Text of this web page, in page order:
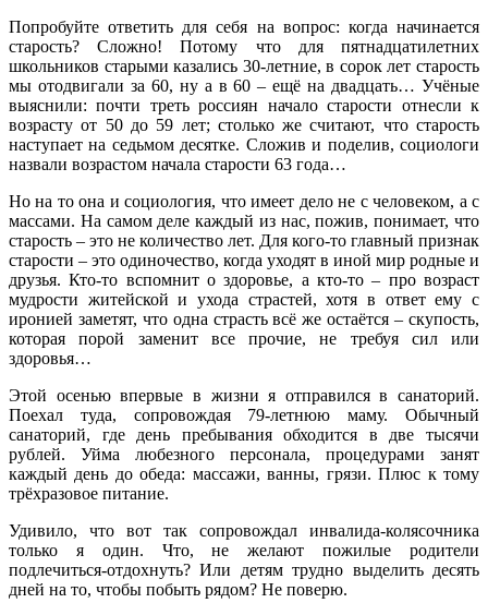
Попробуйте ответить для себя на вопрос: когда начинается
старость? Сложно! Потому что для пятнадцатилетних
школьников старыми казались 30-летние, в сорок лет старость
мы отодвигали за 60, ну а в 60 – ещё на двадцать… Учёные
выяснили: почти треть россиян начало старости отнесли к
возрасту от 50 до 59 лет; столько же считают, что старость
наступает на седьмом десятке. Сложив и поделив, социологи
назвали возрастом начала старости 63 года…
Но на то она и социология, что имеет дело не с человеком, а с
массами. На самом деле каждый из нас, пожив, понимает, что
старость – это не количество лет. Для кого-то главный признак
старости – это одиночество, когда уходят в иной мир родные и
друзья. Кто-то вспомнит о здоровье, а кто-то – про возраст
мудрости житейской и ухода страстей, хотя в ответ ему с
иронией заметят, что одна страсть всё же остаётся – скупость,
которая порой заменит все прочие, не требуя сил или
здоровья…
Этой осенью впервые в жизни я отправился в санаторий.
Поехал туда, сопровождая 79-летнюю маму. Обычный
санаторий, где день пребывания обходится в две тысячи
рублей. Уйма любезного персонала, процедурами занят
каждый день до обеда: массажи, ванны, грязи. Плюс к тому
трёхразовое питание.
Удивило, что вот так сопровождал инвалида-колясочника
только я один. Что, не желают пожилые родители
подлечиться-отдохнуть? Или детям трудно выделить десять
дней на то, чтобы побыть рядом? Не поверю.